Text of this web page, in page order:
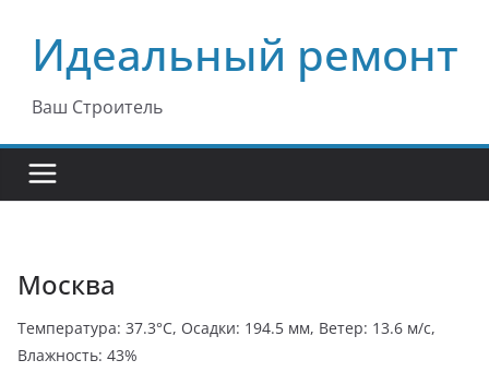
содержимому
Идеальный ремонт
Ваш Строитель
Москва
Температура: 37.3°C, Осадки: 194.5 мм, Ветер: 13.6 м/с,
Влажность: 43%